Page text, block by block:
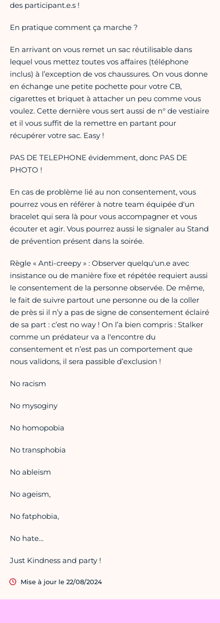
des participant.e.s !
En pratique comment ça marche ?
En arrivant on vous remet un sac réutilisable dans
lequel vous mettez toutes vos affaires (téléphone
inclus) à l’exception de vos chaussures. On vous donne
en échange une petite pochette pour votre CB,
cigarettes et briquet à attacher un peu comme vous
voulez. Cette dernière vous sert aussi de n° de vestiaire
et il vous suffit de la remettre en partant pour
récupérer votre sac. Easy !
PAS DE TELEPHONE évidemment, donc PAS DE
PHOTO !
En cas de problème lié au non consentement, vous
pourrez vous en référer à notre team équipée d'un
bracelet qui sera là pour vous accompagner et vous
écouter et agir. Vous pourrez aussi le signaler au Stand
de prévention présent dans la soirée.
Règle « Anti-creepy » : Observer quelqu'un.e avec
insistance ou de manière fixe et répétée requiert aussi
le consentement de la personne observée. De même,
le fait de suivre partout une personne ou de la coller
de près si il n’y a pas de signe de consentement éclairé
de sa part : c’est no way ! On l’a bien compris : Stalker
comme un prédateur va a l'encontre du
consentement et n’est pas un comportement que
nous validons, il sera passible d’exclusion !
No racism
No mysoginy
No homopobia
No transphobia
No ableism
No ageism,
No fatphobia,
No hate…
Just Kindness and party !
Mise à jour le 22/08/2024